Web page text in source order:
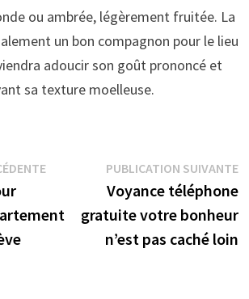
ou ambrée, légèrement fruitée. La
un bon compagnon pour le lieu
adoucir son goût prononcé et
sa texture moelleuse.
Publication
précédente :
PUBLICATION SUIVANTE
Voyance téléphone
gratuite votre bonheur
n’est pas caché loin